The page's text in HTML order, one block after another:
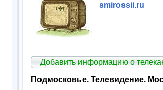
smirossii.ru
Добавить информацию о
Подмосковье. Телевидение.